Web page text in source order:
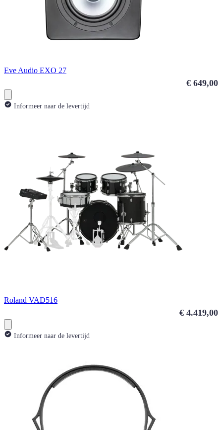
Eve Audio EXO 27
€ 649,00
Informeer naar de levertijd
Roland VAD516
€ 4.419,00
Informeer naar de levertijd